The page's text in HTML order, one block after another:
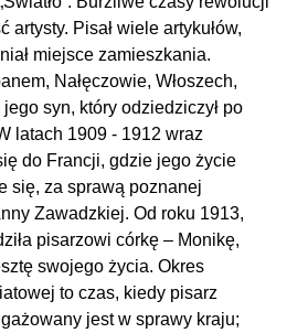
artysty. Pisał wiele artykułów,
miejsce zamieszkania.
Nałęczowie, Włoszech,
syn, który odziedziczył po
latach 1909 - 1912 wraz
do Francji, gdzie jego życie
się, za sprawą poznanej
Zawadzkiej. Od roku 1913,
pisarzowi córkę – Monikę,
swojego życia. Okres
to czas, kiedy pisarz
jest w sprawy kraju;